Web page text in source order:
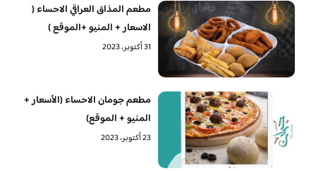
مطعم المذاق العراقي الاحساء (
الاسعار + المنيو +الموقع )
31 أكتوبر، 2023
مطعم جومان الاحساء (الأسعار +
المنيو + الموقع)
23 أكتوبر، 2023